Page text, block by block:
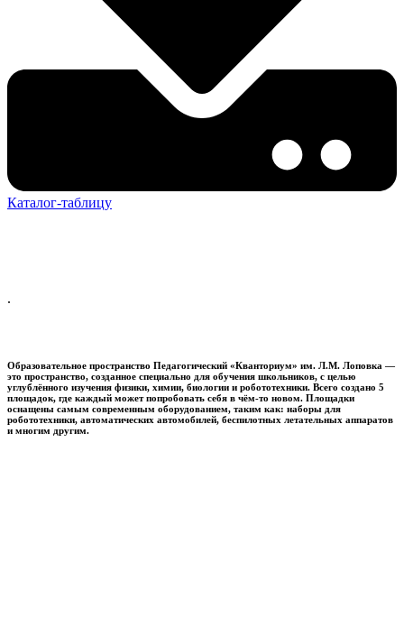
Каталог-таблицу
.
Образовательное пространство Педагогический «Кванториум» им. Л.М. Лоповка —
это пространство, созданное специально для обучения школьников, с целью
углублённого изучения физики, химии, биологии и робототехники. Всего создано 5
площадок, где каждый может попробовать себя в чём-то новом. Площадки
оснащены самым современным оборудованием, таким как: наборы для
робототехники, автоматических автомобилей, беспилотных летательных аппаратов
и многим другим.